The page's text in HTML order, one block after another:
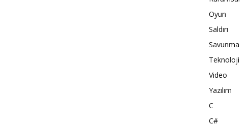
Oyun
Saldırı
Savunma
Teknoloji
Video
Yazılım
C
C#